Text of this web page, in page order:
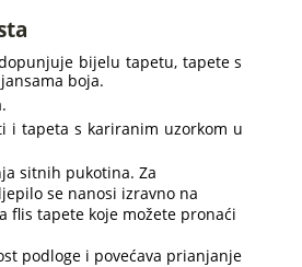
bijelu tapetu, tapete s
boja.
i tapeta s kariranim uzorkom u
sitnih pukotina. Za
se nanosi izravno na
flis tapete koje možete pronaći
podloge i povećava prianjanje